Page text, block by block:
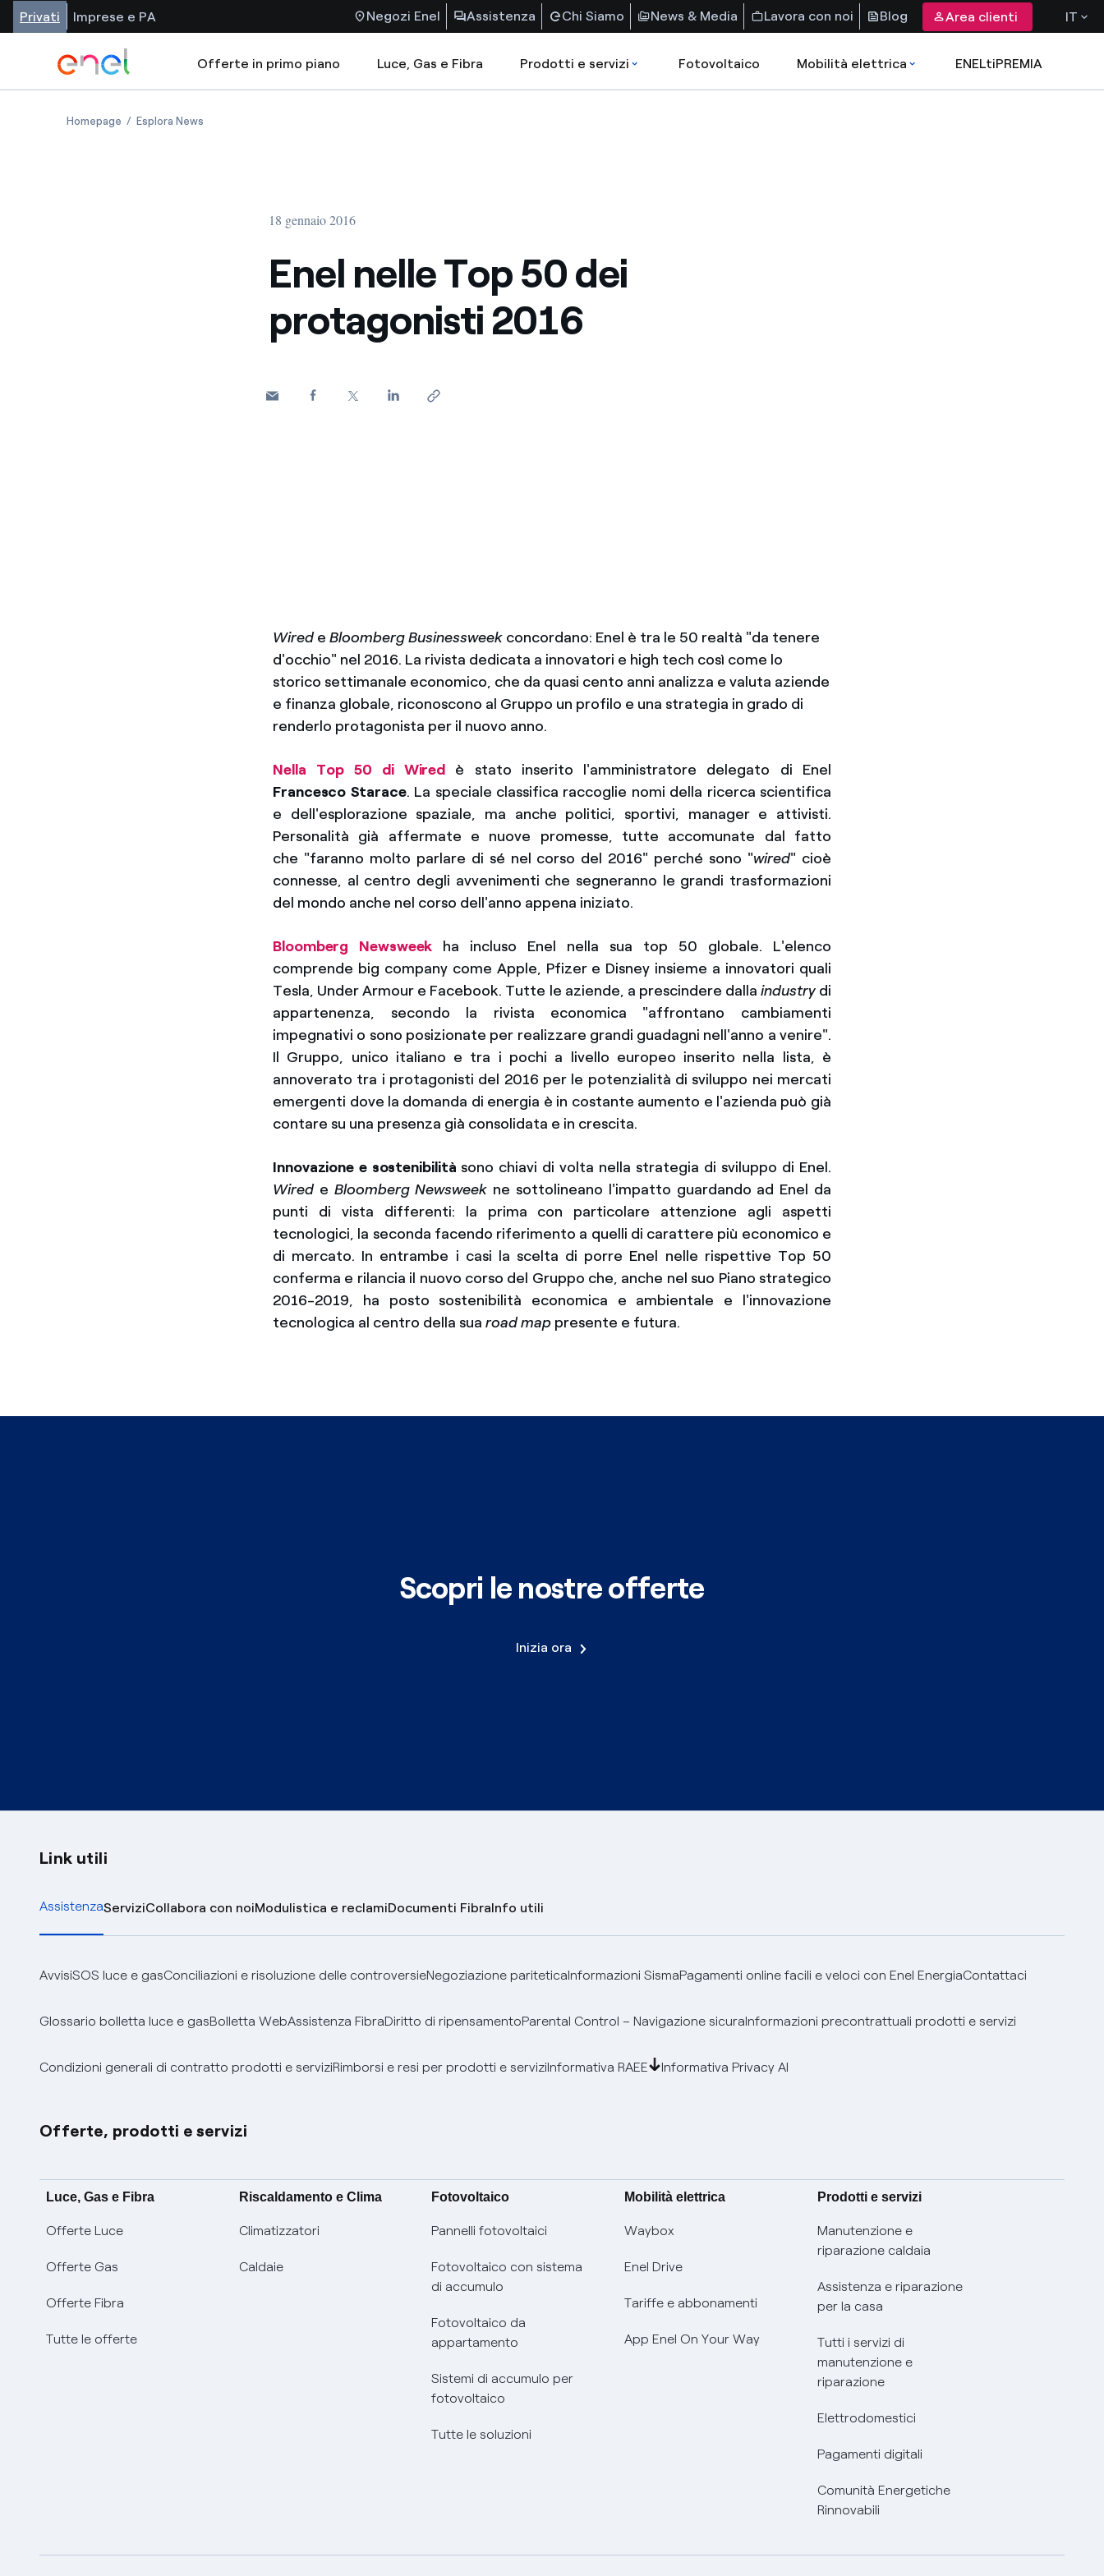
Privati Imprese e PA Negozi Enel Assistenza Chi Siamo News & Media Lavora con noi Blog Area clienti IT
Offerte in primo piano Luce, Gas e Fibra Prodotti e servizi Fotovoltaico Mobilità elettrica ENELtiPREMIA
Homepage Esplora News
18 gennaio 2016
Enel nelle Top 50 dei
protagonisti 2016
WiredeBloomberg Businessweek concordano: Enel è tra le 50 realtà "da tenere
d'occhio" nel 2016. La rivista dedicata a innovatori e high tech così come lo
storico settimanale economico, che da quasi cento anni analizza e valuta aziende
e finanza globale, riconoscono al Gruppo un profilo e una strategia in grado di
renderlo protagonista per il nuovo anno.
Nella Top 50 di Wired è stato inserito l'amministratore delegato di Enel
Francesco Starace. La speciale classifica raccoglie nomi della ricerca scientifica
e dell'esplorazione spaziale, ma anche politici, sportivi, manager e attivisti.
Personalità già affermate e nuove promesse, tutte accomunate dal fatto
che "faranno molto parlare di sé nel corso del 2016" perché sono "wired" cioè
connesse, al centro degli avvenimenti che segneranno le grandi trasformazioni
del mondo anche nel corso dell'anno appena iniziato.
Bloomberg Newsweek ha incluso Enel nella sua top 50 globale. L'elenco
comprende big company come Apple, Pfizer e Disney insieme a innovatori quali
Tesla, Under Armour e Facebook. Tutte le aziende, a prescindere dalla industrydi
appartenenza, secondo la rivista economica "affrontano cambiamenti
impegnativi o sono posizionate per realizzare grandi guadagni nell'anno a venire".
Il Gruppo, unico italiano e tra i pochi a livello europeo inserito nella lista, è
annoverato tra i protagonisti del 2016 per le potenzialità di sviluppo nei mercati
emergenti dove la domanda di energia è in costante aumento e l'azienda può già
contare su una presenza già consolidata e in crescita.
Innovazione e sostenibilità sono chiavi di volta nella strategia di sviluppo di Enel.
Wirede Bloomberg Newsweek ne sottolineano l'impatto guardando ad Enel da
punti di vista differenti: la prima con particolare attenzione agli aspetti
tecnologici, la seconda facendo riferimento a quelli di carattere più economico e
di mercato. In entrambe i casi la scelta di porre Enel nelle rispettive Top 50
conferma e rilancia il nuovo corso del Gruppo che, anche nel suo Piano strategico
2016-2019, ha posto sostenibilità economica e ambientale e l'innovazione
tecnologica al centro della suaroad map presente e futura.
Scopri le nostre offerte
Inizia ora
Link utili
AssistenzaServiziCollabora con noiModulistica e reclamiDocumenti FibraInfo utili
AvvisiSOS luce e gasConciliazioni e risoluzione delle controversieNegoziazione pariteticaInformazioni SismaPagamenti online facili e veloci con Enel EnergiaContattaci
Glossario bolletta luce e gasBolletta WebAssistenza FibraDiritto di ripensamentoParental Control – Navigazione sicuraInformazioni precontrattuali prodotti e servizi
Condizioni generali di contratto prodotti e serviziRimborsi e resi per prodotti e serviziInformativa RAEE Informativa Privacy AI
Offerte, prodotti e servizi
Luce, Gas e Fibra
Offerte Luce
Offerte Gas
Offerte Fibra
Tutte le offerte
Riscaldamento e Clima
Climatizzatori
Caldaie
Fotovoltaico
Pannelli fotovoltaici
Fotovoltaico con sistema
di accumulo
Fotovoltaico da
appartamento
Sistemi di accumulo per
fotovoltaico
Tutte le soluzioni
Mobilità elettrica
Waybox
Enel Drive
Tariffe e abbonamenti
App Enel On Your Way
Prodotti e servizi
Manutenzione e
riparazione caldaia
Assistenza e riparazione
per la casa
Tutti i servizi di
manutenzione e
riparazione
Elettrodomestici
Pagamenti digitali
Comunità Energetiche
Rinnovabili